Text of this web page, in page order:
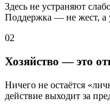
Здесь не устраняют
Поддержка — не жест, а
02
Хозяйство — это
Ничего не остаётся
действие выходит за